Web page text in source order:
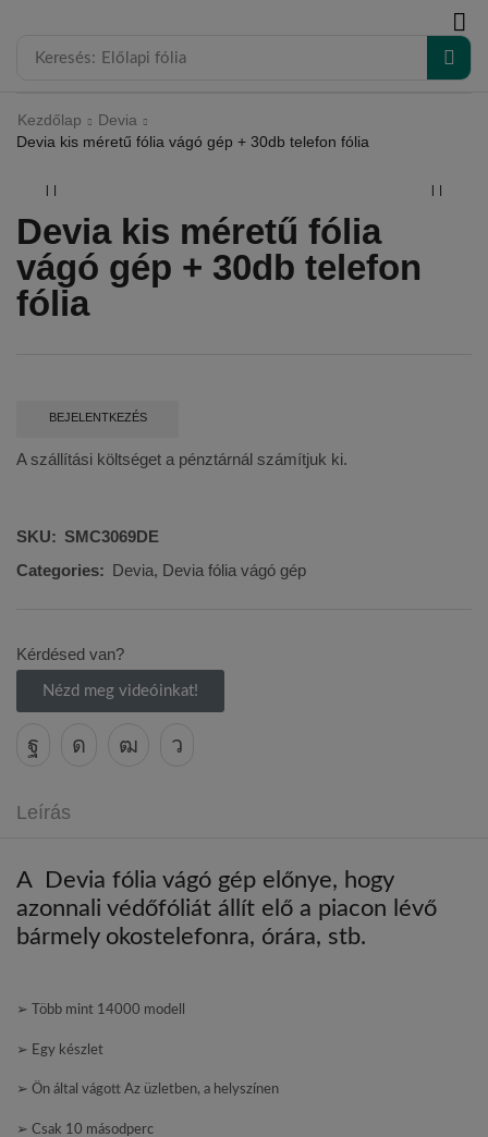
Keresés: Előlapi fólia
Kezdőlap
Devia
Devia kis méretű fólia vágó gép + 30db telefon fólia
Devia kis méretű fólia
vágó gép + 30db telefon
fólia
BEJELENTKEZÉS
A szállítási költséget a pénztárnál számítjuk ki.
SKU: SMC3069DE
Categories: Devia, Devia fólia vágó gép
Kérdésed van?
Nézd meg videóinkat!
Leírás
A Devia fólia vágó gép előnye, hogy
azonnali védőfóliát állít elő a piacon lévő
bármely okostelefonra, órára, stb.
➢ Több mint 14000 modell
➢ Egy készlet
➢ Ön által vágott Az üzletben, a helyszínen
➢ Csak 10 másodperc